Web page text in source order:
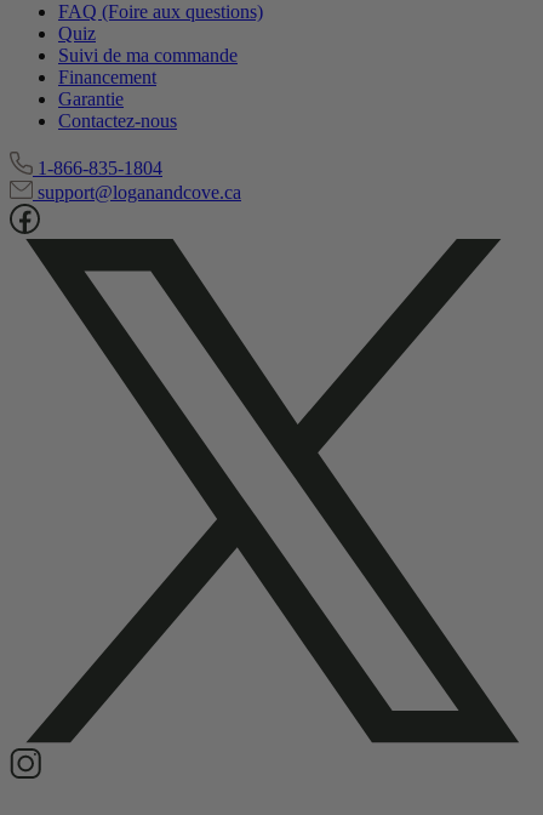
FAQ (Foire aux questions)
Quiz
Suivi de ma commande
Financement
Garantie
Contactez-nous
1-866-835-1804
support@loganandcove.ca